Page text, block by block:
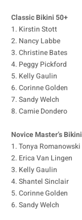
Classic Bikini 50+
1. Kirstin Stott
2. Nancy Labbe
3. Christine Bates
4. Peggy Pickford
5. Kelly Gaulin
6. Corinne Golden
7. Sandy Welch
8. Camie Dondero
Novice Master’s Bikini
1. Tonya Romanowski
2. Erica Van Lingen
3. Kelly Gaulin
4. Shantel Sinclair
5. Corinne Golden
6. Sandy Welch